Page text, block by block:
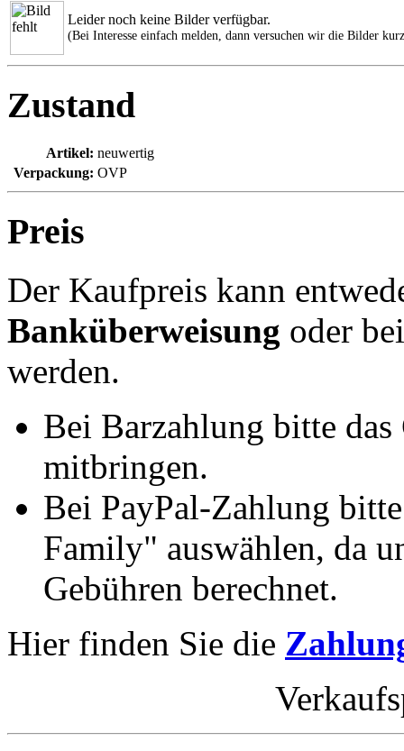
Leider noch keine Bilder verfügbar.
(Bei Interesse einfach melden, dann versuchen wir die Bilder
Zustand
Artikel: neuwertig
Verpackung: OVP
Preis
Der Kaufpreis kann
Banküberweisung oder
werden.
Bei Barzahlung bitte
mitbringen.
Bei PayPal-Zahlung
Family" auswählen, da
Gebühren berechnet.
Hier finden Sie die